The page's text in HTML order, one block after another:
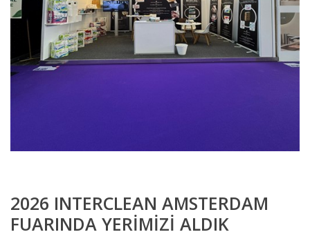
2026 INTERCLEAN AMSTERDAM
FUARINDA YERİMİZİ ALDIK